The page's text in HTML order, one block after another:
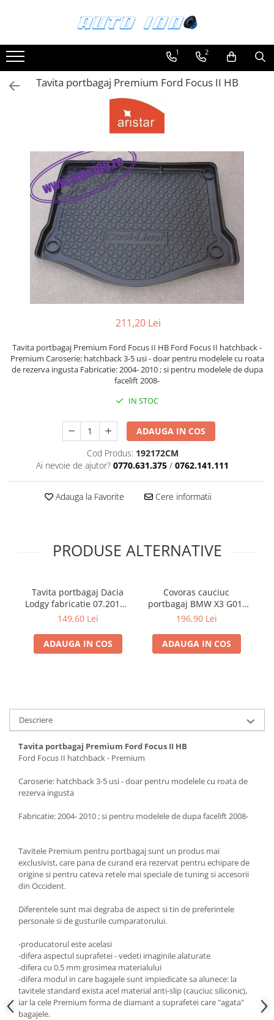
Montaj Sisteme Audio Auto
Accesorii interior
Covorase cauciuc auto dedicate
Huse scaun auto dedicate
Odorizant Auto
Plase portbagaj
Tavite portbagaj auto
Pachete Audio
Accesorii Sisteme Audio
Conectica
Cupla carkit
Cupla radio aftermarket
Rame radio 2DIN
Car Audio
Conectori Difuzoare
Difuzoare, boxe auto coaxiale
Difuzoare-Sisteme / Componente
Electrice, Electronice Auto
Alarme auto Alarme masina
Detectoare Radar
Senzori parcare auto
Echipamente atelier
Set clipsuri auto de plastic
Piese si accesorii
Amortizoare hayon
Accesorii auto
Incalzire scaune
Stergatoare auto
Paravanturi auto
1 2
Tavita portbagaj Premium Ford Focus II HB
211,20 Lei
Tavita portbagaj Premium Ford Focus II HB Ford Focus II hatchback -
Premium Caroserie: hatchback 3-5 usi - doar pentru modelele cu roata
de rezerva ingusta Fabricatie: 2004- 2010 ; si pentru modelele de dupa
facelift 2008-
IN STOC
ADAUGA IN COS
Cod Produs: 192172CM
Ai nevoie de ajutor? 0770.631.375 / 0762.141.111
Adauga la Favorite Cere informatii
PRODUSE ALTERNATIVE
Tavita portbagaj Dacia
Lodgy fabricatie 07.2012 -
prezent (7 locuri)
149,60 Lei
ADAUGA IN COS
Covoras cauciuc
portbagaj BMW X3 G01,
11.2017-prezent, Rigum
196,90 Lei
ADAUGA IN COS
Descriere
Tavita portbagaj Premium Ford Focus II HB
Ford Focus II hatchback - Premium
Caroserie: hatchback 3-5 usi - doar pentru modelele cu roata de
rezerva ingusta
Fabricatie: 2004- 2010 ; si pentru modelele de dupa facelift 2008-
Tavitele Premium pentru portbagaj sunt un produs mai
exclusivist, care pana de curand era rezervat pentru echipare de
origine si pentru cateva retele mai speciale de tuning si accesorii
din Occident.
Diferentele sunt mai degraba de aspect si tin de preferintele
personale si de gusturile cumparatorului.
-producatorul este acelasi
-difera aspectul suprafetei - vedeti imaginile alaturate
-difera cu 0.5 mm grosimea materialului
-difera modul in care bagajele sunt impiedicate sa alunece: la
tavitele standard exista acel material anti-slip (cauciuc siliconic),
iar la cele Premium forma de diamant a suprafetei care "agata"
bagajele.